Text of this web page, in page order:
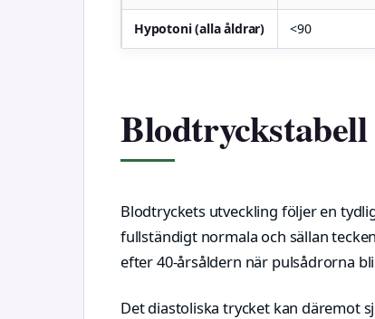
Hypotoni (alla åldrar) <90
Blodtryckets utveckling följer en
fullständigt normala och sällan
efter 40-årsåldern när pulsådrorna
Det diastoliska trycket kan däremot